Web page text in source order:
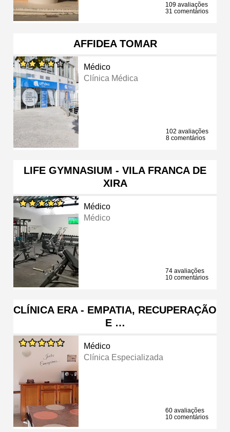
109 avaliações
31 comentários
AFFIDEA TOMAR
Médico
Clínica Médica
102 avaliações
8 comentários
LIFE GYMNASIUM - VILA FRANCA DE
XIRA
Médico
Médico
74 avaliações
10 comentários
CLÍNICA ERA - EMPATIA, RECUPERAÇÃO
E …
Médico
Clínica Especializada
60 avaliações
10 comentários